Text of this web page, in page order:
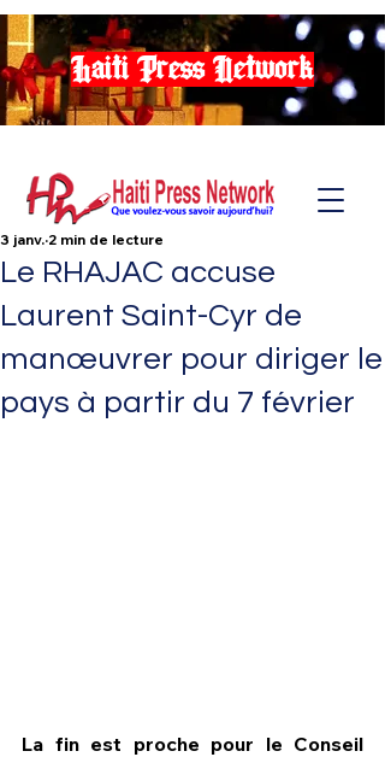
Haiti Press Network
Le RHAJAC accuse
Laurent Saint-Cyr de
manœuvrer pour diriger le
pays à partir du 7 février
3 janv. 2 min de lecture
La fin est proche pour le Conseil